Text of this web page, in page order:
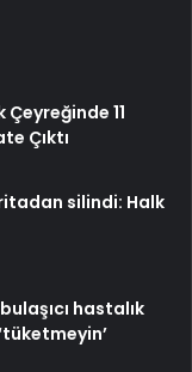
11
Çıktı
silindi: Halk
hastalık